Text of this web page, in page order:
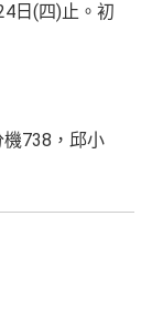
日(四)止。初
738，邱小